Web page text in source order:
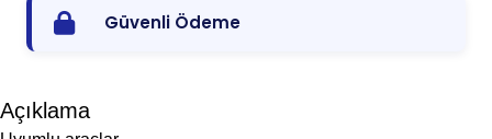
Güvenli Ödeme
Açıklama